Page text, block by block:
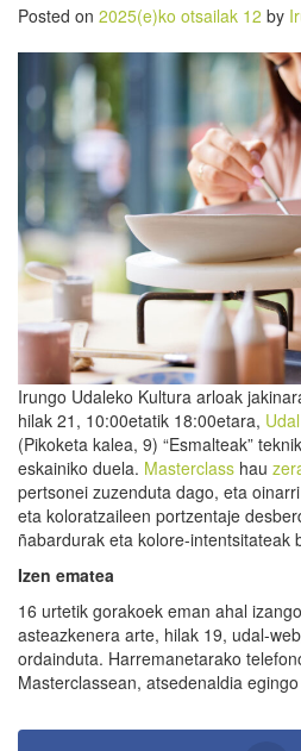
Posted on 2025(e)ko otsailak 12 by
Irungo Udaleko Kultura arloak
hilak 21, 10:00etatik 18:00etara,
(Pikoketa kalea, 9) “Esmalteak”
eskainiko duela. Masterclass hau
pertsonei zuzenduta dago, eta
eta koloratzaileen portzentaje
ñabardurak eta kolore-intentsitateak
Izen ematea
16 urtetik gorakoek eman ahal
asteazkenera arte, hilak 19, udal-
ordainduta. Harremanetarako
Masterclassean, atsedenaldia